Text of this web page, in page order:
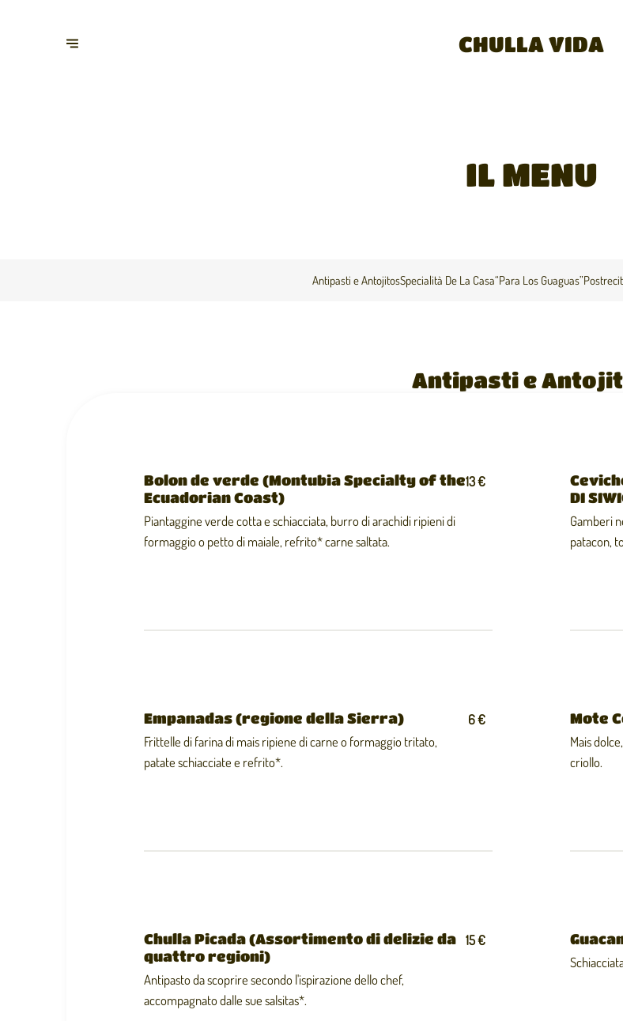
CHULLA VIDA
IL MENU
Antipasti e AntojitosSpecialità De La Casa“Para Los Guaguas”
Antipasti e
Bolon de verde (Montubia Specialty of the
Ecuadorian Coast)
Piantaggine verde cotta e schiacciata, burro di arachidi ripieni di
formaggio o petto di maiale, refrito* carne saltata.
13 €
DI
Gamberi
patacon,
Empanadas (regione della Sierra)
Frittelle di farina di mais ripiene di carne o formaggio tritato,
patate schiacciate e refrito*.
6 € Mote
Mais
criollo.
Chulla Picada (Assortimento di delizie da
quattro regioni)
Antipasto da scoprire secondo l'ispirazione dello chef,
accompagnato dalle sue salsitas*.
15 €